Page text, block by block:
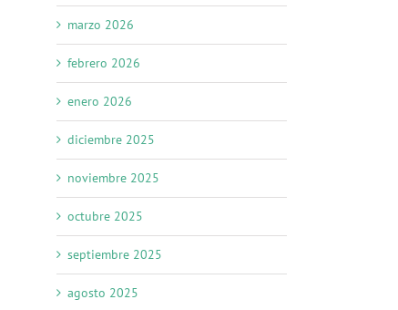
marzo 2026
febrero 2026
enero 2026
diciembre 2025
noviembre 2025
octubre 2025
septiembre 2025
agosto 2025